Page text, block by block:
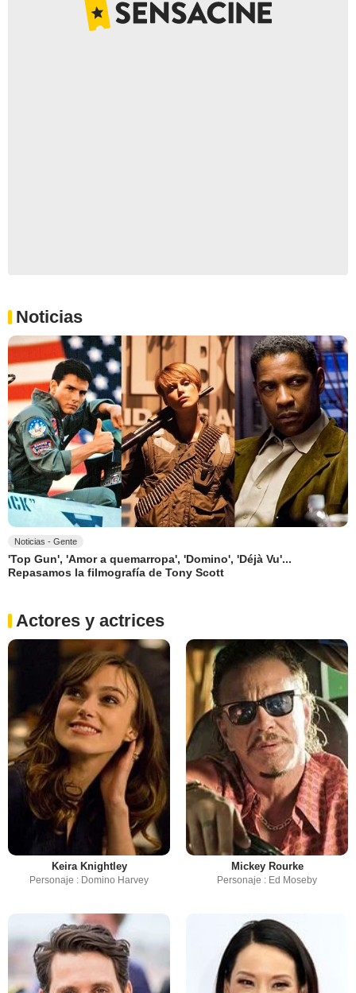
Noticias
Noticias - Gente
'Top Gun', 'Amor a quemarropa', 'Domino', 'Déjà Vu'...
Repasamos la filmografía de Tony Scott
Actores y actrices
Keira Knightley
Personaje : Domino Harvey
Mickey Rourke
Personaje : Ed Moseby